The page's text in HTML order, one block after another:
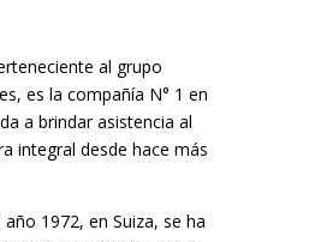
al grupo
es la compañía N° 1 en
a brindar asistencia al
integral desde hace más
año 1972, en Suiza, se ha